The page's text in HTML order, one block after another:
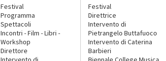
Festival
Programma
Spettacoli
Incontri - Film - Libri -
Workshop
Direttore
Festival
Direttrice
Intervento di
Pietrangelo Buttafuoco
Intervento di Caterina
Barbieri